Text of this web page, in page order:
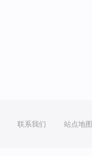
联系我们 站点地图